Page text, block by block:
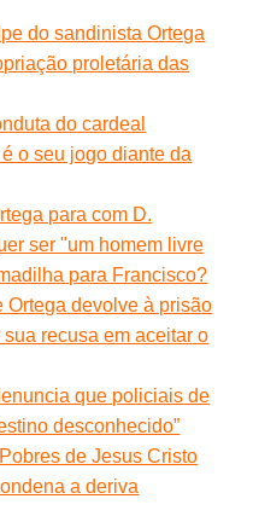
do sandinista Ortega
proletária das
do cardeal
o seu jogo diante da
para com D.
ser "um homem livre
para Francisco?
Ortega devolve à prisão
recusa em aceitar o
que policiais de
desconhecido”
de Jesus Cristo
a deriva